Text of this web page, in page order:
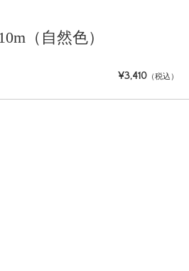
（自然色）
¥3,410 （税込）